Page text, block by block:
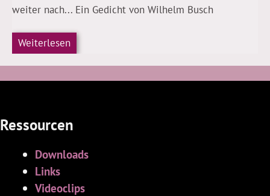
weiter nach... Ein Gedicht von Wilhelm Busch
Weiterlesen
Ressourcen
Downloads
Links
Videoclips